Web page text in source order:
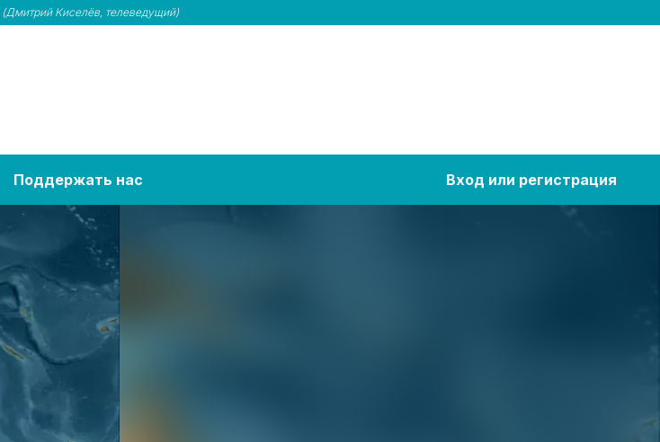
(Дмитрий Киселёв, телеведущий)
Поддержать нас Вход или регистрация